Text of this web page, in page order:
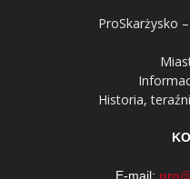
ProSkarżysko
Historia,
E-mail: